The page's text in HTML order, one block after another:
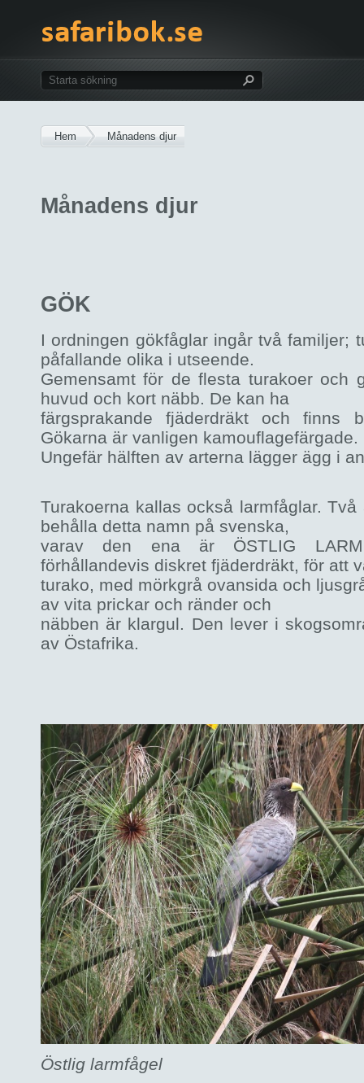
Hem Månadens djur
Månadens djur
GÖK
I ordningen gökfåglar ingår två familjer;
påfallande olika i utseende.
Gemensamt för de flesta turakoer och
huvud och kort näbb. De kan ha
färgsprakande fjäderdräkt och finns
Gökarna är vanligen kamouflagefärgade.
Ungefär hälften av arterna lägger ägg i
Turakoerna kallas också larmfåglar.
behålla detta namn på svenska,
varav den ena är ÖSTLIG
förhållandevis diskret fjäderdräkt, för att
turako, med mörkgrå ovansida och
av vita prickar och ränder och
näbben är klargul. Den lever i
av Östafrika.
Östlig larmfågel